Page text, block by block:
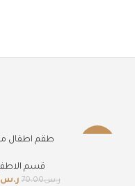
طقم اطفال
قسم
ر.س70.00 ر.س